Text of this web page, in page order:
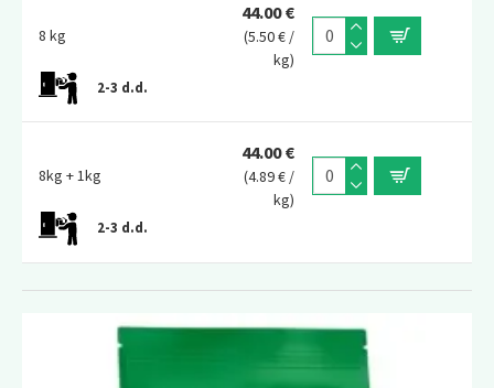
8 kg
2-3 d.d.
44.00 €
(5.50 € /
kg)
8kg + 1kg
2-3 d.d.
44.00 €
(4.89 € /
kg)